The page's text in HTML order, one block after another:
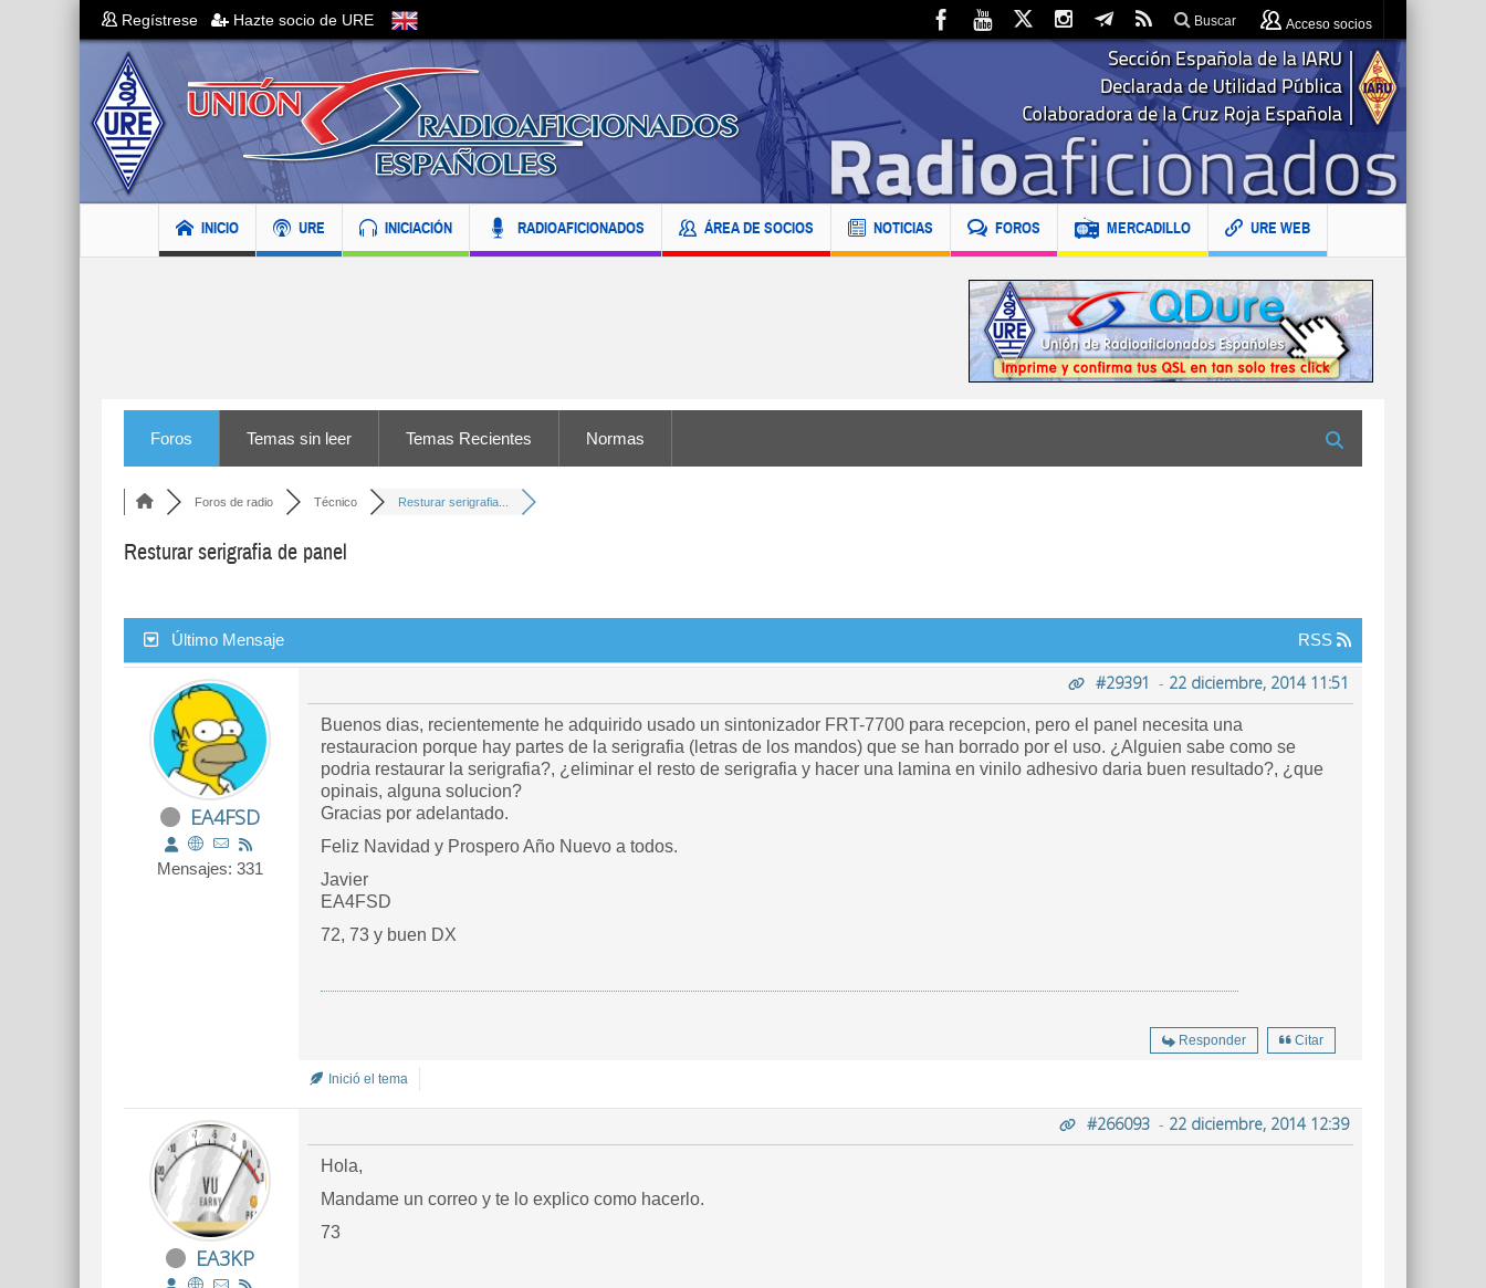
Regístrese Hazte socio de URE Buscar Acceso socios
INICIO URE INICIACIÓN RADIOAFICIONADOS ÁREA DE SOCIOS NOTICIAS FOROS MERCADILLO URE WEB
Foros Temas sin leer Temas Recientes Normas
Foros de radio Técnico Resturar serigrafia...
Resturar serigrafia de panel
Último Mensaje RSS
EA4FSD
Mensajes: 331
#29391 - 22 diciembre, 2014 11:51
Buenos dias, recientemente he adquirido usado un sintonizador FRT-7700 para recepcion, pero el panel necesita una
restauracion porque hay partes de la serigrafia (letras de los mandos) que se han borrado por el uso. ¿Alguien sabe como se
podria restaurar la serigrafia?, ¿eliminar el resto de serigrafia y hacer una lamina en vinilo adhesivo daria buen resultado?, ¿que
opinais, alguna solucion?
Gracias por adelantado.
Feliz Navidad y Prospero Año Nuevo a todos.
Javier
EA4FSD
72, 73 y buen DX
Responder Citar
Inició el tema
EA3KP
#266093 - 22 diciembre, 2014 12:39
Hola,
Mandame un correo y te lo explico como hacerlo.
73